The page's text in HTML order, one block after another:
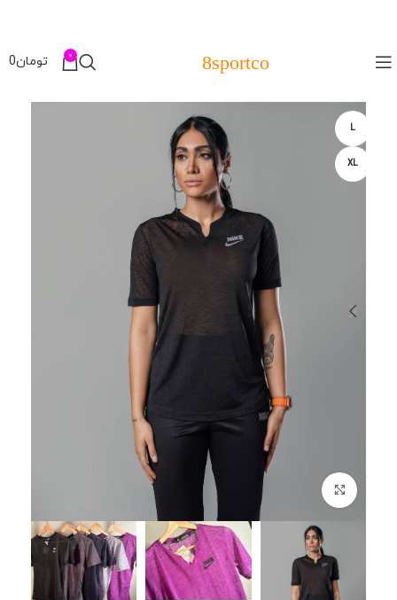
8sportco
0 تومان0
L
XL
برای بزرگنمایی کلیک کنید